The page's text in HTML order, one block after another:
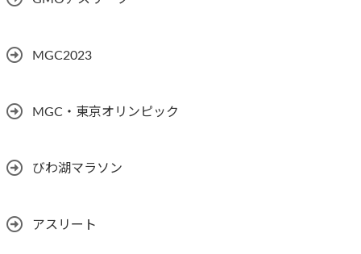
MGC2023
MGC・東京オリンピック
びわ湖マラソン
アスリート